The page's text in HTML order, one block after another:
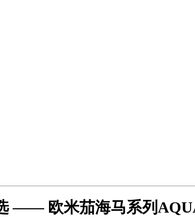
—— 欧米茄海马系列